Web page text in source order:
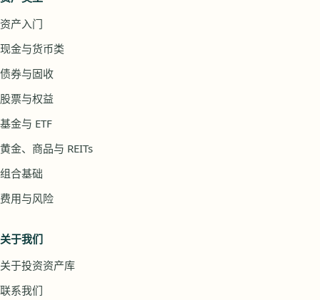
资产入门
现金与货币类
债券与固收
股票与权益
基金与 ETF
黄金、商品与 REITs
组合基础
费用与风险
关于我们
关于投资资产库
联系我们